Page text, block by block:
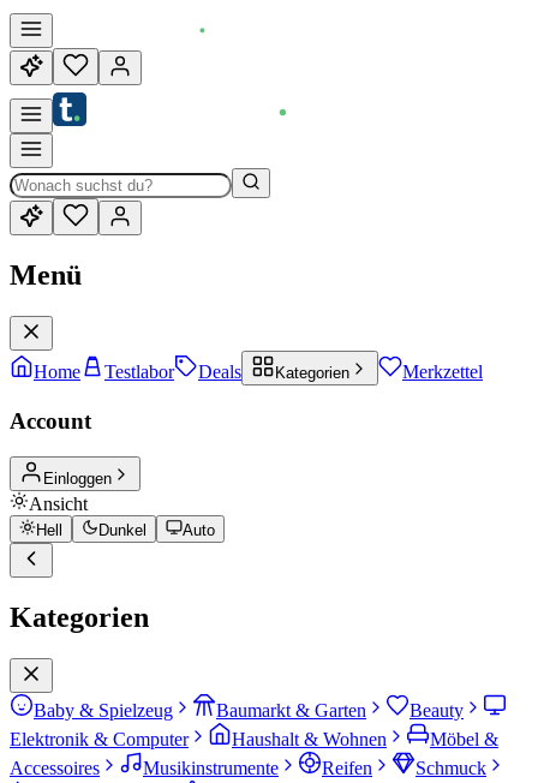
Menü
Home Testlabor Deals Kategorien Merkzettel
Account
Einloggen
Ansicht
Hell Dunkel Auto
Kategorien
Baby & Spielzeug Baumarkt & Garten
Beauty
Elektronik & Computer
Haushalt & Wohnen
Möbel &
Accessoires
Musikinstrumente Reifen
Schmuck